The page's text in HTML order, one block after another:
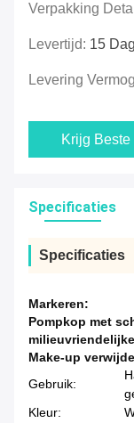
Verpakking
Levertijd: 15
Levering
Krijg
Specificaties
Specificaties
Markeren:
Pompkop met
Make-up
Gebruik:
Kleur: